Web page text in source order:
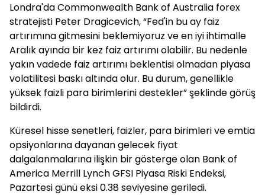
Londra'da Commonwealth Bank of Australia forex
stratejisti Peter Dragicevich, “Fed'in bu ay faiz
artırımına gitmesini beklemiyoruz ve en iyi ihtimalle
Aralık ayında bir kez faiz artırımı olabilir. Bu nedenle
yakın vadede faiz artırımı beklentisi olmadan piyasa
volatilitesi baskı altında olur. Bu durum, genellikle
yüksek faizli para birimlerini destekler” şeklinde görüş
bildirdi.
Küresel hisse senetleri, faizler, para birimleri ve emtia
opsiyonlarına dayanan gelecek fiyat
dalgalanmalarına ilişkin bir gösterge olan Bank of
America Merrill Lynch GFSI Piyasa Riski Endeksi,
Pazartesi günü eksi 0.38 seviyesine geriledi.